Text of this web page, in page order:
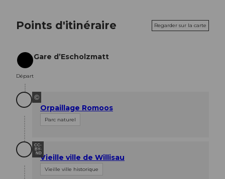
Points d'itinéraire Regarder sur la carte
Départ
Départ
Gare d’Escholzmatt
©
Orpaillage Romoos
Parc naturel
CC-
BY-
NDVieille ville de Willisau
Vieille ville historique